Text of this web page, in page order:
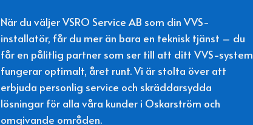
När du väljer VSRO Service AB som din VVS-
installatör, får du mer än bara en teknisk tjänst – du
får en pålitlig partner som ser till att ditt VVS-system
fungerar optimalt, året runt. Vi är stolta över att
erbjuda personlig service och skräddarsydda
lösningar för alla våra kunder i Oskarström och
omgivande områden.